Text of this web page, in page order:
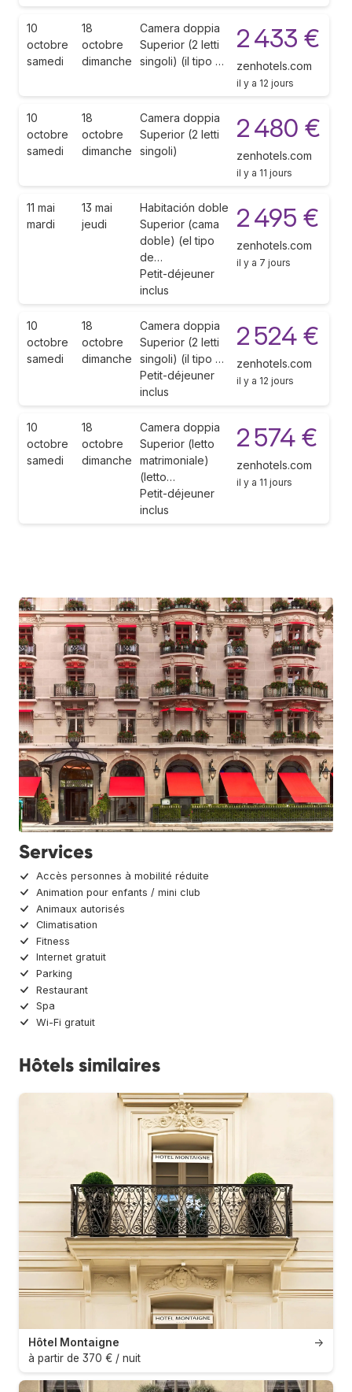
10
octobre
samedi
18
octobre
dimanche
Camera doppia
Superior (2 letti
singoli) (il tipo …
2 433 €
zenhotels.com
il y a 12 jours
10
octobre
samedi
18
octobre
dimanche
Camera doppia
Superior (2 letti
singoli)
2 480 €
zenhotels.com
il y a 11 jours
11 mai
mardi
13 mai
jeudi
Habitación doble
Superior (cama
doble) (el tipo
de…
Petit-déjeuner
inclus
2 495 €
zenhotels.com
il y a 7 jours
10
octobre
samedi
18
octobre
dimanche
Camera doppia
Superior (2 letti
singoli) (il tipo …
Petit-déjeuner
inclus
2 524 €
zenhotels.com
il y a 12 jours
10
octobre
samedi
18
octobre
dimanche
Camera doppia
Superior (letto
matrimoniale)
(letto…
Petit-déjeuner
inclus
2 574 €
zenhotels.com
il y a 11 jours
Services
Accès personnes à mobilité réduite
Animation pour enfants / mini club
Animaux autorisés
Climatisation
Fitness
Internet gratuit
Parking
Restaurant
Spa
Wi-Fi gratuit
Hôtels similaires
→
Hôtel Montaigne
à partir de 370 € / nuit